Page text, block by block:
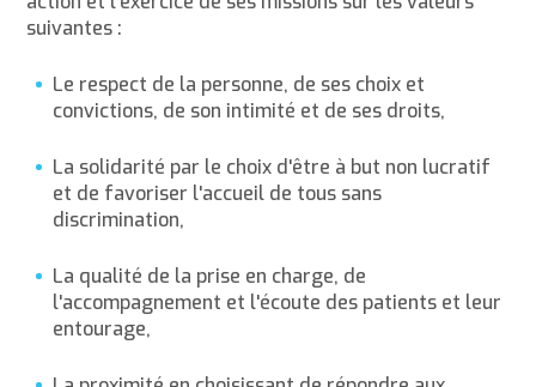
suivantes :
Le respect de la personne, de ses choix et
convictions, de son intimité et de ses droits,
La solidarité par le choix d'être à but non lucratif
et de favoriser l'accueil de tous sans
discrimination,
La qualité de la prise en charge, de
l'accompagnement et l'écoute des patients et leur
entourage,